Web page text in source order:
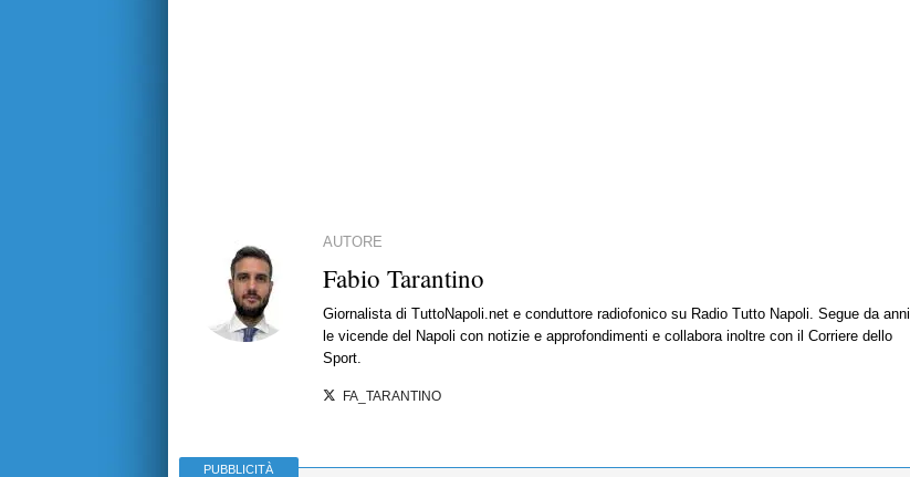
AUTORE
Fabio Tarantino
Giornalista di TuttoNapoli.net e conduttore radiofonico su Radio Tutto Napoli. Segue da anni
le vicende del Napoli con notizie e approfondimenti e collabora inoltre con il Corriere dello
Sport.
FA_TARANTINO
PUBBLICITÀ